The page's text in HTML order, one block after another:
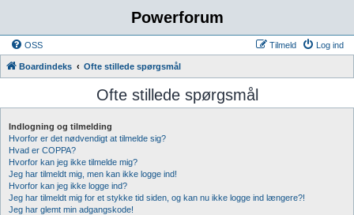
Powerforum
OSS Log ind
Tilmeld
Boardindeks Ofte stillede spørgsmål
Ofte stillede spørgsmål
Indlogning og tilmelding
Hvorfor er det nødvendigt at tilmelde sig?
Hvad er COPPA?
Hvorfor kan jeg ikke tilmelde mig?
Jeg har tilmeldt mig, men kan ikke logge ind!
Hvorfor kan jeg ikke logge ind?
Jeg har tilmeldt mig for et stykke tid siden, og kan nu ikke logge ind længere?!
Jeg har glemt min adgangskode!